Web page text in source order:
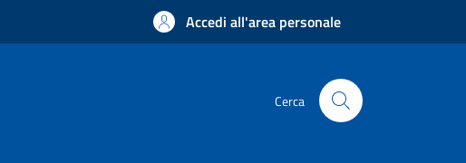
Accedi all'area personale
Cerca